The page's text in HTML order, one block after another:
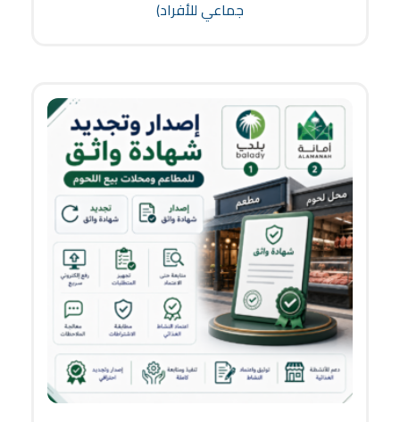
جماعي للأفراد)